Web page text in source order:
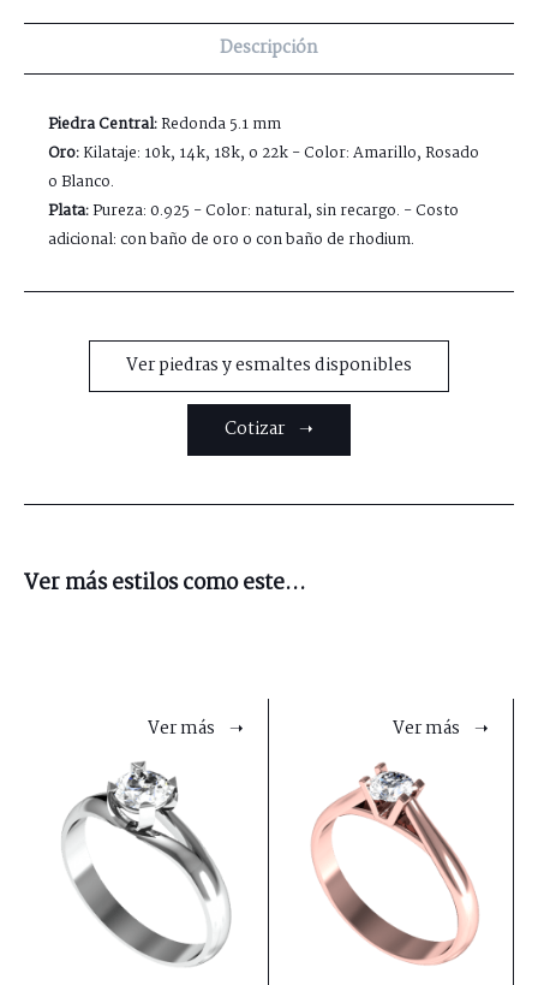
Descripción
Piedra Central:Redonda 5.1 mm
Oro:Kilataje: 10k, 14k, 18k, o 22k - Color: Amarillo, Rosado
o Blanco.
Plata:Pureza: 0.925 - Color: natural, sin recargo. - Costo
adicional: con baño de oro o con baño de rhodium.
Ver piedras y esmaltes disponibles
Cotizar ➝
Ver más estilos como este...
Ver más ➝ Ver más ➝